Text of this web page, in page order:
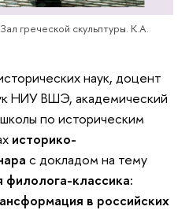
греческой скульптуры. К.А.
наук, доцент
НИУ ВШЭ, академический
по историческим
историко-
с докладом на тему
классика:
в российских